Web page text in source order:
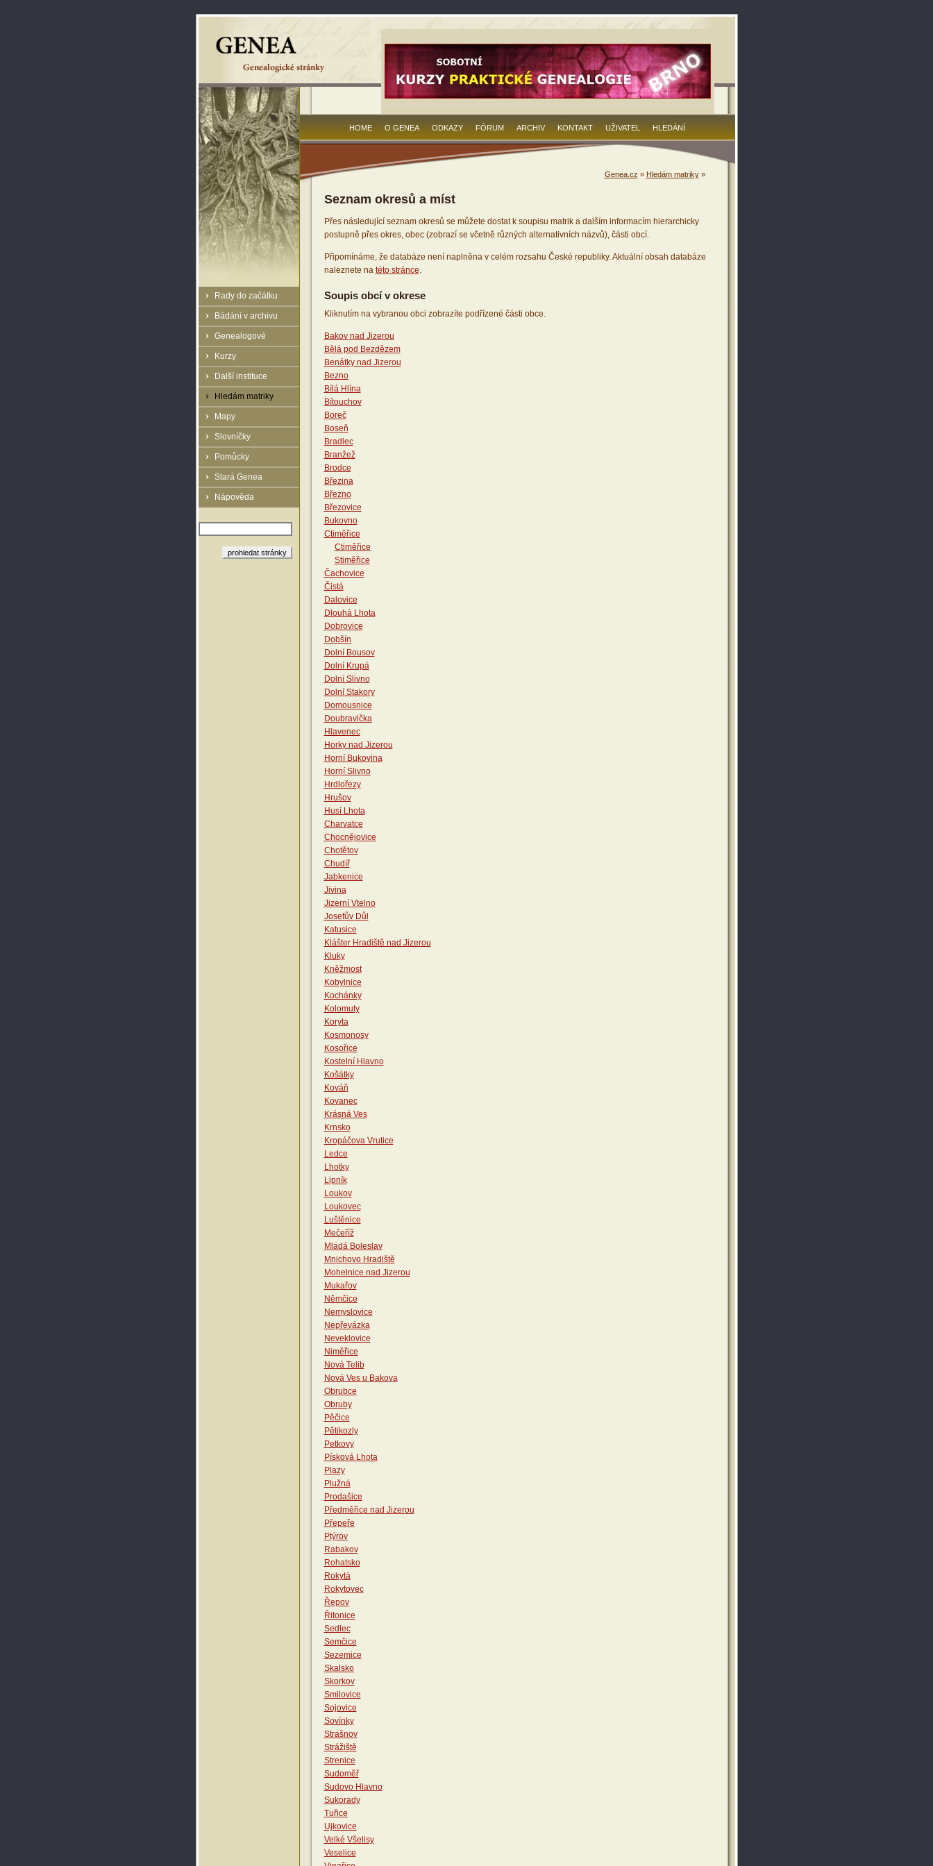
Rady do začátku
Bádání v archivu
Genealogové
Kurzy
Další instituce
Hledám matriky
Mapy
Slovníčky
Pomůcky
Stará Genea
Nápověda
HOME O GENEA ODKAZY FÓRUM ARCHIV KONTAKT UŽIVATEL HLEDÁNÍ
Genea.cz » Hledám matriky»
Seznam okresů a míst
Přes následující seznam okresů se můžete dostat k soupisu matrik a dalším informacím hierarchicky
postupně přes okres, obec (zobrazí se včetně různých alternativních názvů), části obcí.
Připomínáme, že databáze není naplněna v celém rozsahu České republiky. Aktuální obsah databáze
naleznete na této stránce.
Soupis obcí v okrese
Kliknutím na vybranou obci zobrazíte podřízené části obce.
Bakov nad Jizerou
Bělá pod Bezdězem
Benátky nad Jizerou
Bezno
Bílá Hlína
Bítouchov
Boreč
Boseň
Bradlec
Branžež
Brodce
Březina
Březno
Březovice
Bukovno
Ctiměřice
Ctiměřice
Stiměřice
Čachovice
Čistá
Dalovice
Dlouhá Lhota
Dobrovice
Dobšín
Dolní Bousov
Dolní Krupá
Dolní Slivno
Dolní Stakory
Domousnice
Doubravička
Hlavenec
Horky nad Jizerou
Horní Bukovina
Horní Slivno
Hrdlořezy
Hrušov
Husí Lhota
Charvatce
Chocnějovice
Chotětov
Chudíř
Jabkenice
Jivina
Jizerní Vtelno
Josefův Důl
Katusice
Klášter Hradiště nad Jizerou
Kluky
Kněžmost
Kobylnice
Kochánky
Kolomuty
Koryta
Kosmonosy
Kosořice
Kostelní Hlavno
Košátky
Kováň
Kovanec
Krásná Ves
Krnsko
Kropáčova Vrutice
Ledce
Lhotky
Lipník
Loukov
Loukovec
Luštěnice
Mečeříž
Mladá Boleslav
Mnichovo Hradiště
Mohelnice nad Jizerou
Mukařov
Němčice
Nemyslovice
Nepřevázka
Neveklovice
Niměřice
Nová Telib
Nová Ves u Bakova
Obrubce
Obruby
Pěčice
Pětikozly
Petkovy
Písková Lhota
Plazy
Plužná
Prodašice
Předměřice nad Jizerou
Přepeře
Ptýrov
Rabakov
Rohatsko
Rokytá
Rokytovec
Řepov
Řitonice
Sedlec
Semčice
Sezemice
Skalsko
Skorkov
Smilovice
Sojovice
Sovínky
Strašnov
Strážiště
Strenice
Sudoměř
Sudovo Hlavno
Sukorady
Tuřice
Ujkovice
Velké Všelisy
Veselice